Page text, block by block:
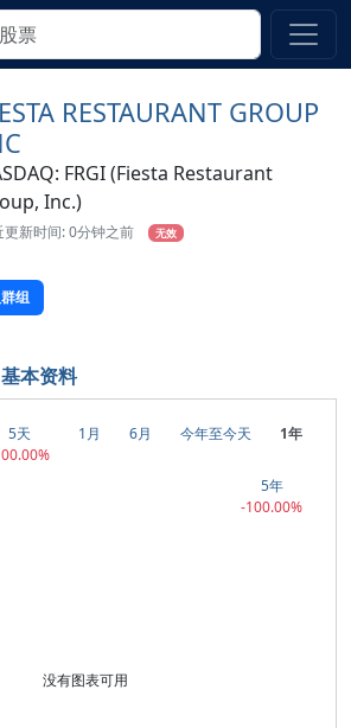
RESTAURANT GROUP
FRGI (Fiesta Restaurant
Inc.)
更新时间: 0分钟之前 无效
组
基本资料
5天
1月 6月 今年至今天 1年
5年
-100.00%
没有图表可用